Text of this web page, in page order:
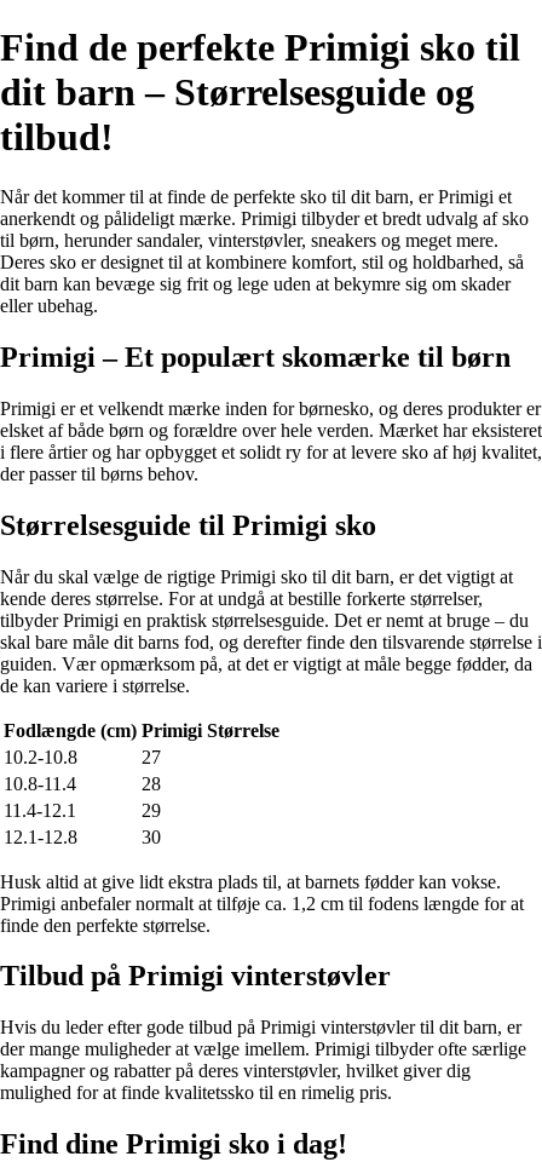
Find de perfekte Primigi sko til
dit barn – Størrelsesguide og
tilbud!
Når det kommer til at finde de perfekte sko til dit barn, er Primigi et
anerkendt og pålideligt mærke. Primigi tilbyder et bredt udvalg af sko
til børn, herunder sandaler, vinterstøvler, sneakers og meget mere.
Deres sko er designet til at kombinere komfort, stil og holdbarhed, så
dit barn kan bevæge sig frit og lege uden at bekymre sig om skader
eller ubehag.
Primigi – Et populært skomærke til børn
Primigi er et velkendt mærke inden for børnesko, og deres produkter er
elsket af både børn og forældre over hele verden. Mærket har eksisteret
i flere årtier og har opbygget et solidt ry for at levere sko af høj kvalitet,
der passer til børns behov.
Størrelsesguide til Primigi sko
Når du skal vælge de rigtige Primigi sko til dit barn, er det vigtigt at
kende deres størrelse. For at undgå at bestille forkerte størrelser,
tilbyder Primigi en praktisk størrelsesguide. Det er nemt at bruge – du
skal bare måle dit barns fod, og derefter finde den tilsvarende størrelse i
guiden. Vær opmærksom på, at det er vigtigt at måle begge fødder, da
de kan variere i størrelse.
Fodlængde (cm) Primigi Størrelse
10.2-10.8
27
10.8-11.4
28
11.4-12.1
29
12.1-12.8
30
Husk altid at give lidt ekstra plads til, at barnets fødder kan vokse.
Primigi anbefaler normalt at tilføje ca. 1,2 cm til fodens længde for at
finde den perfekte størrelse.
Tilbud på Primigi vinterstøvler
Hvis du leder efter gode tilbud på Primigi vinterstøvler til dit barn, er
der mange muligheder at vælge imellem. Primigi tilbyder ofte særlige
kampagner og rabatter på deres vinterstøvler, hvilket giver dig
mulighed for at finde kvalitetssko til en rimelig pris.
Find dine Primigi sko i dag!